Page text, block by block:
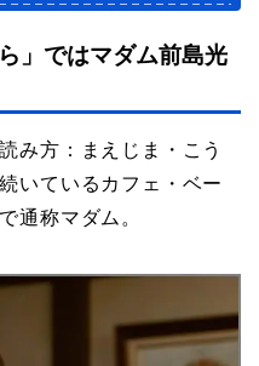
」ではマダム前島光
み方：まえじま・こう
いているカフェ・ベー
通称マダム。